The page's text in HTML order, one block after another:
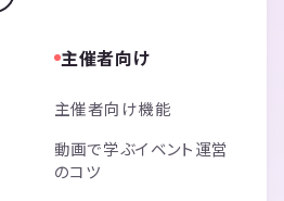
主催者向け
主催者向け機能
動画で学ぶイベント運営
のコツ